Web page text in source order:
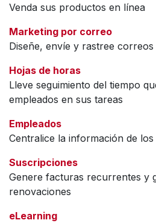
Venda sus productos en línea
Marketing por correo
Diseñe, envíe y rastree
Hojas de horas
Lleve seguimiento del tiempo
empleados en sus tareas
Empleados
Centralice la información de los
Suscripciones
Genere facturas recurrentes y
renovaciones
eLearning